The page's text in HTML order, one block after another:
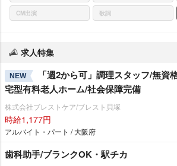
CM出演 歌詞
求人特集
NEW
「週2から可」調理スタッフ/無資
宅型有料老人ホーム/社会保障完備
株式会社ブレストケア/ブレスト貝塚
時給1,177円
アルバイト・パート / 大阪府
歯科助手/ブランクOK・駅チカ